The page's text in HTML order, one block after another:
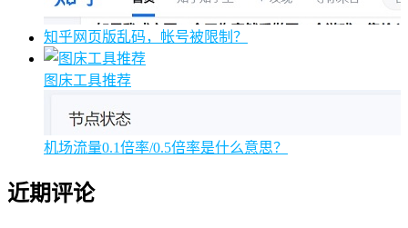
知乎网页版乱码，帐号被限制？
图床工具推荐
机场流量0.1倍率/0.5倍率是什么意思？
近期评论